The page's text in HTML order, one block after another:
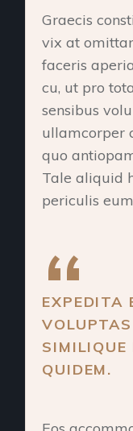
Graecis
vix at
faceris
cu, ut pro
sensibus
ullamcorper
quo
Tale aliquid
periculis
EXPEDITA
QUIDEM.